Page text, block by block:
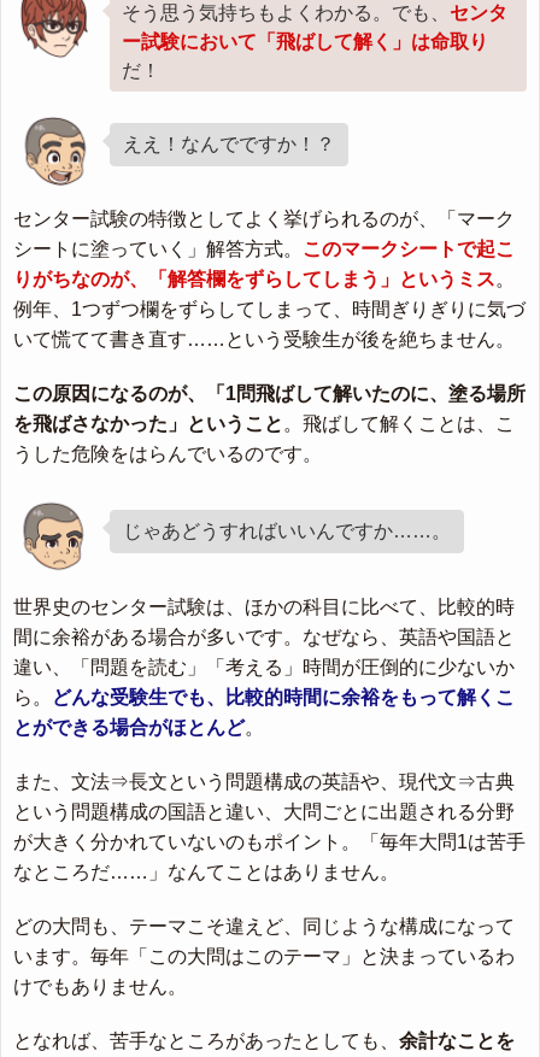
そう思う気持ちもよくわかる。でも、 センタ
ー試験において「飛ばして解く」は命取り
だ！
ええ！なんでですか！？
センター試験の特徴としてよく挙げられるのが、「マーク
シートに塗っていく」解答方式。
このマークシートで起こ
りがちなのが、「解答欄をずらしてしまう」というミス。
例年、1つずつ欄をずらしてしまって、時間ぎりぎりに気づ
いて慌てて書き直す……という受験生が後を絶ちません。
この原因になるのが、「1問飛ばして解いたのに、塗る場所
を飛ばさなかった」ということ 。飛ばして解くことは、こ
うした危険をはらんでいるのです。
じゃあどうすればいいんですか……。
世界史のセンター試験は、ほかの科目に比べて、比較的時
間に余裕がある場合が多いです。なぜなら、英語や国語と
違い、「問題を読む」「考える」時間が圧倒的に少ないか
ら。
どんな受験生でも、比較的時間に余裕をもって解くこ
とができる場合がほとんど。
また、文法⇒長文という問題構成の英語や、現代文⇒古典
という問題構成の国語と違い、大問ごとに出題される分野
が大きく分かれていないのもポイント。「毎年大問1は苦手
なところだ……」なんてことはありません。
どの大問も、テーマこそ違えど、同じような構成になって
います。毎年「この大問はこのテーマ」と決まっているわ
けでもありません。
となれば、苦手なところがあったとしても、 余計なことを